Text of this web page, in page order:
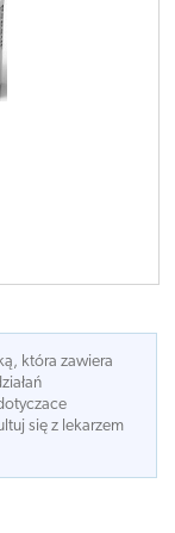
która zawiera
się z lekarzem